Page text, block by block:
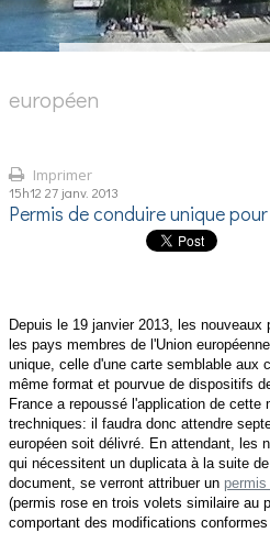
européen
Imprimer
15h12 27janv. 2013
Permis de conduire unique
Depuis le 19 janvier 2013, les
les pays membres de l'Union
unique, celle d'une carte semblable aux
même format et pourvue de dispositifs
France a repoussé l'application de cette
trechniques: il faudra donc attendre
européen soit délivré. En attendant, les
qui nécessitent un duplicata à la suite
document, se verront attribuerun
(permis rose en trois volets similaire au
comportant des modifications